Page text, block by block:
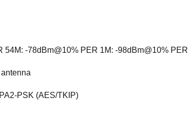
54M: -78dBm@10% PER 1M: -98dBm@10% PER
PSK (AES/TKIP)